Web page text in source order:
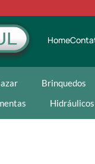
Home
Brinquedos
Hidráulicos